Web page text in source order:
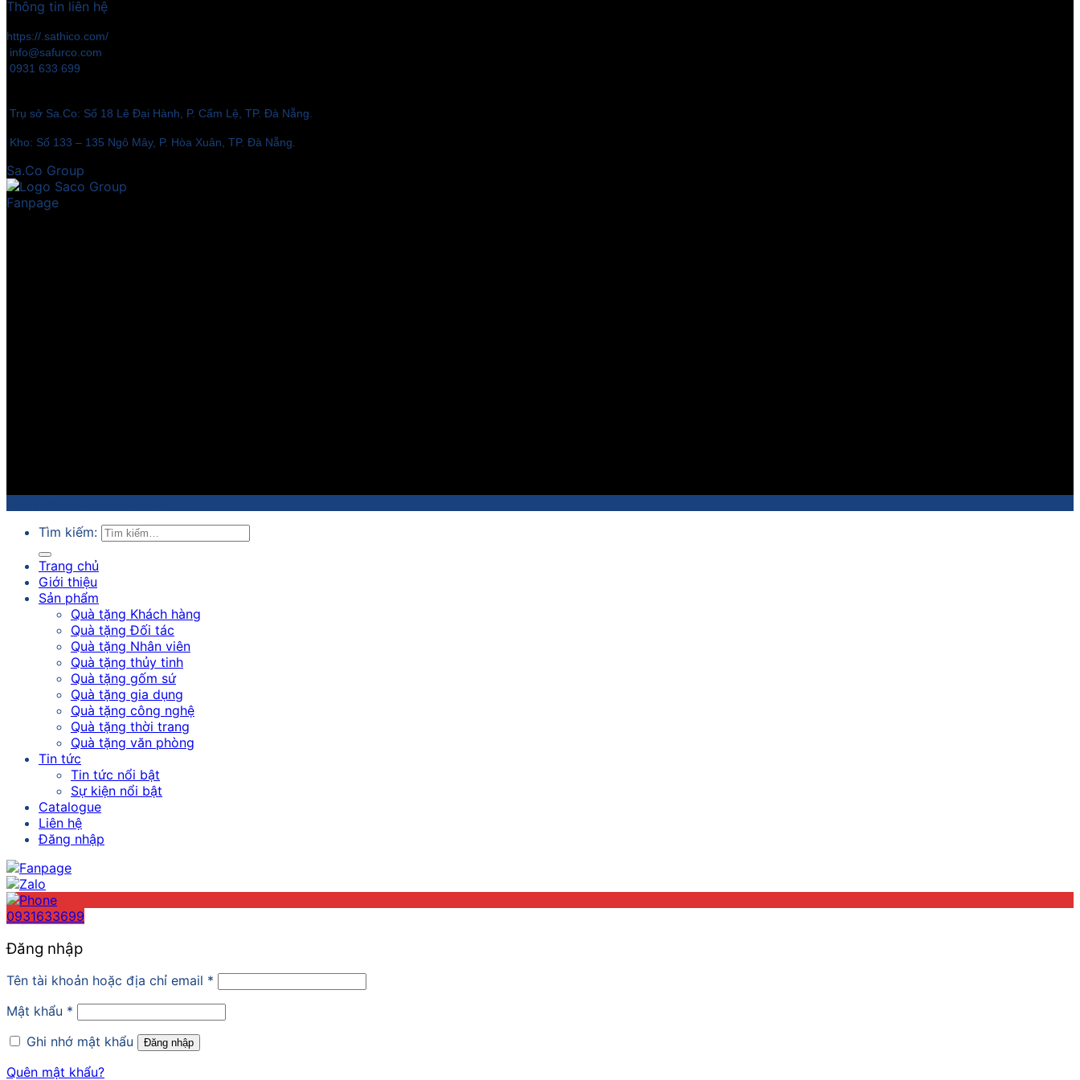
Thông tin liên hệ
https://.sathico.com/
info@safurco.com
0931 633 699
Trụ sở Sa.Co: Số 18 Lê Đại Hành, P. Cẩm Lệ, TP. Đà Nẵng.
Kho: Số 133 – 135 Ngô Mây, P. Hòa Xuân, TP. Đà Nẵng.
Sa.Co Group
Fanpage
Tìm kiếm:
Trang chủ
Giới thiệu
Sản phẩm
Quà tặng Khách hàng
Quà tặng Đối tác
Quà tặng Nhân viên
Quà tặng thủy tinh
Quà tặng gốm sứ
Quà tặng gia dụng
Quà tặng công nghệ
Quà tặng thời trang
Quà tặng văn phòng
Tin tức
Tin tức nổi bật
Sự kiện nổi bật
Catalogue
Liên hệ
Đăng nhập
0931633699
Đăng nhập
Tên tài khoản hoặc địa chỉ email *
Mật khẩu *
Ghi nhớ mật khẩu
Đăng nhập
Quên mật khẩu?